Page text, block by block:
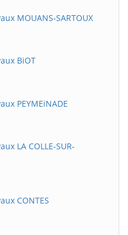
MOUANS-SARTOUX
BiOT
PEYMEiNADE
LA COLLE-SUR-
CONTES